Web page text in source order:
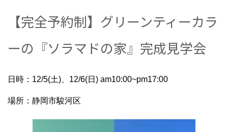
【完全予約制】グリーンティーカラ
ーの『ソラマドの家』完成見学会
日時：12/5(土)、12/6(日) am10:00~pm17:00
場所：静岡市駿河区